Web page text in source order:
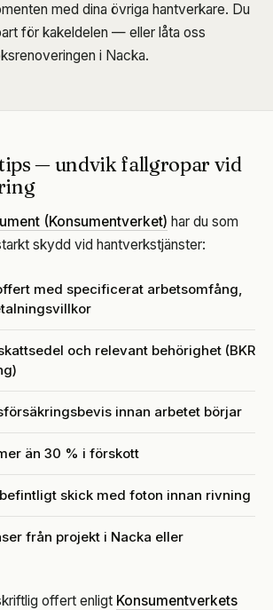
med dina övriga hantverkare. Du
för kakeldelen — eller låta oss
i Nacka.
— undvik fallgropar vid
(Konsumentverket) har du som
skydd vid hantverkstjänster:
med specificerat arbetsomfång,
och relevant behörighet (BKR
innan arbetet börjar
än 30 % i förskott
skick med foton innan rivning
från projekt i Nacka eller
offert enligt Konsumentverkets